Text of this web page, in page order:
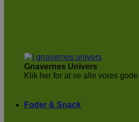
Gnavernes Univers
Klik her for at se alle vores
Foder & Snack